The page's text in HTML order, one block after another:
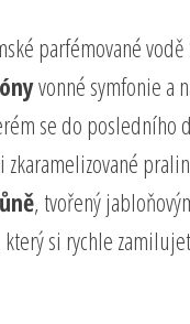
parfémované
vonné symfonie a
se do posledního
, tvořený
si rychle